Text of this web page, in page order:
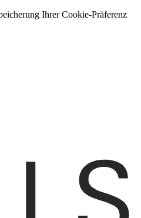
Ihrer Cookie-Präferenz